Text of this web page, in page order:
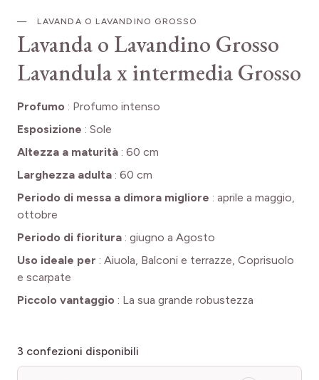
LAVANDA O LAVANDINO GROSSO
Lavanda o Lavandino Grosso
Lavandula x intermedia Grosso
Profumo : Profumo intenso
Esposizione : Sole
Altezza a maturità : 60 cm
Larghezza adulta : 60 cm
Periodo di messa a dimora migliore : aprile a maggio,
ottobre
Periodo di fioritura : giugno a Agosto
Uso ideale per : Aiuola, Balconi e terrazze, Coprisuolo
e scarpate
Piccolo vantaggio : La sua grande robustezza
3 confezioni disponibili